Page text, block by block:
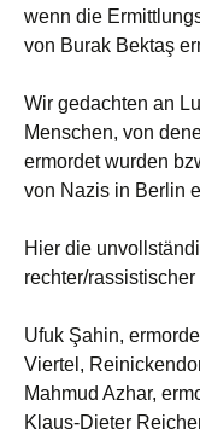
wenn die
von Burak Bektaş
Wir gedachten an
Menschen, von
ermordet wurden
von Nazis in Berlin
Hier die
rechter/
Ufuk Şahin,
Viertel,
Mahmud Azhar,
Klaus-Dieter